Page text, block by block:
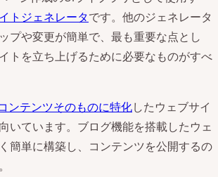
トジェネレータです。他のジェネレータ
プや変更が簡単で、最も重要な点とし
トを立ち上げるために必要なものがすべ
ンテンツそのものに特化したウェブサイ
いています。ブログ機能を搭載したウェ
簡単に構築し、コンテンツを公開するの